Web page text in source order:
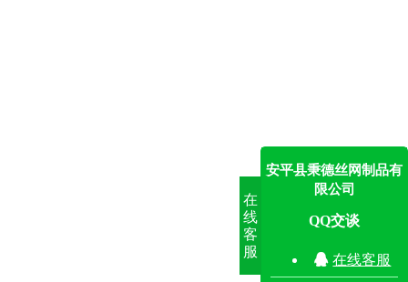
在
线
客
服
安平县秉德丝网制品有
限公司
QQ交谈
 在线客服